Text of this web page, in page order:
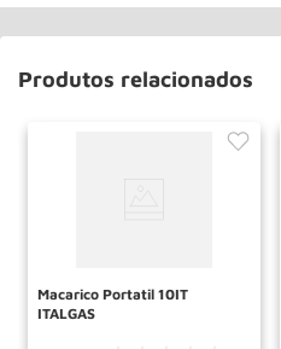
Produtos relacionados
Macarico Portatil 10IT
ITALGAS